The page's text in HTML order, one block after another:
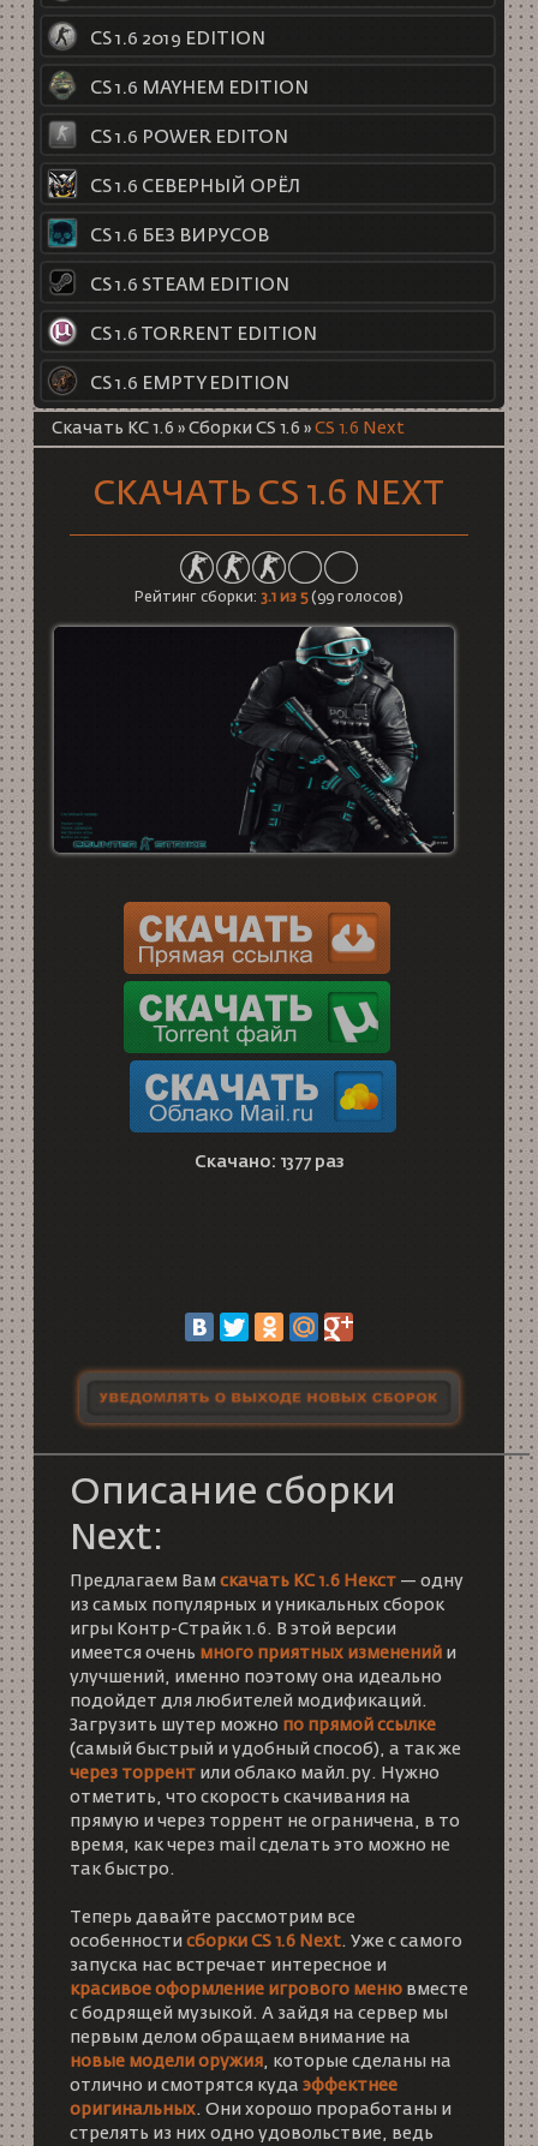
CS 1.6 2019 EDITION
CS 1.6 MAYHEM EDITION
CS 1.6 POWER EDITON
CS 1.6 СЕВЕРНЫЙ ОРЁЛ
CS 1.6 БЕЗ ВИРУСОВ
CS 1.6 STEAM EDITION
CS 1.6 TORRENT EDITION
CS 1.6 EMPTY EDITION
Скачать КС 1.6 » Сборки CS 1.6 » CS 1.6 Next
СКАЧАТЬ CS 1.6 NEXT
Рейтинг сборки: 3.1 из 5(99голосов)
Скачано: 1377 раз
Описание сборки
Next:
Предлагаем Вам скачать КС 1.6 Некст— одну
из самых популярных и уникальных сборок
игры Контр-Страйк 1.6. В этой версии
имеется очень много приятных измененийи
улучшений, именно поэтому она идеально
подойдет для любителей модификаций.
Загрузить шутер можно по прямой ссылке
(самый быстрый и удобный способ), а так же
через торрентили облако майл.ру. Нужно
отметить, что скорость скачивания на
прямую и через торрент не ограничена, в то
время, как через mail сделать это можно не
так быстро.
Теперь давайте рассмотрим все
особенности сборки CS 1.6 Next. Уже с самого
запуска нас встречает интересное и
красивое оформление игрового менювместе
с бодрящей музыкой. А зайдя на сервер мы
первым делом обращаем внимание на
новые модели оружия, которые сделаны на
отлично и смотрятся куда эффектнее
оригинальных. Они хорошо проработаны и
стрелять из них одно удовольствие, ведь